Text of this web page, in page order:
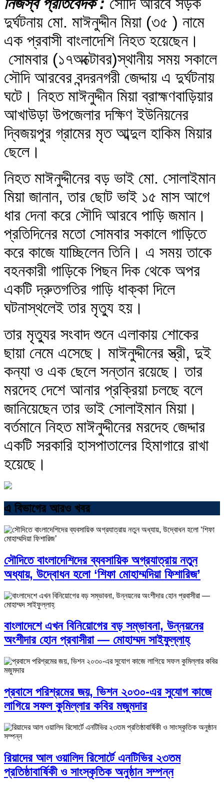
দুর্ঘটনায় মো. মাঈনুদ্দীন মিয়া (৩৫ ) নামে
এক প্রবাসী বাংলাদেশি নিহত হয়েছেন।
সোমবার (১৭অক্টোবর)স্থানীয় সময় সকালে
সৌদি আরবের বন্দরনগরী জেদ্দায় এ দুর্ঘটনায়
ঘটে। নিহত মাঈনুদ্দীন মিয়া ব্রাহ্মণবাড়িয়ার
আখাউড়া উপজেলার দক্ষিণ ইউনিয়নের
দ্বিজয়পুর গ্রামের মৃত আব্দুল হাকিম মিয়ার
ছেলে।
নিহত মাঈনুদ্দীনের বড় ভাই মো. সোলাইমান
মিয়া জানান, তার ছোট ভাই ১৫ মাস আগে
ধার দেনা করে সৌদি আরবে পাড়ি জমান।
প্রতিদিনের মতো সোমবার সকালে গাড়িতে
করে কাজে যাচ্ছিলেন তিনি। এ সময় তাকে
বহনকারী গাড়িকে পিছন দিক থেকে অপর
একটি দ্রুতগতির গাড়ি ধাক্কা দিলে
ঘটনাস্থলেই তার মৃত্যু হয়।
তার মৃত্যুর সংবাদ শুনে এলাকায় শোকের
ছায়া নেমে এসেছে। মাঈনুদ্দীনের স্ত্রী, দুই
কন্যা ও এক ছেলে সন্তান রয়েছে। তার
মরদেহ দেশে আনার প্রক্রিয়া চলছে বলে
জানিয়েছেন তার ভাই সোলাইমান মিয়া।
বর্তমানে নিহত মাঈনুদ্দীনের মরদেহ জেদ্দার
একটি সরকারি হাসপাতালের হিমাগারে রাখা
হয়েছে।
এ বিভাগের আরও খবর
সৌদিতে বাংলাদেশিদের ব্যবসায়িক অগ্রযাত্রায় নতুন
অধ্যায়, উদ্বোধন হলো ‘শিফা মোহাম্মদিয়া ফিশারিজ’
বাংলাদেশে এখন বিনিয়োগের বড় সম্ভাবনা, উন্নয়নের
অংশীদার হোন প্রবাসীরা — মোহাম্মদ সাইফুল্লাহ্
প্রবাসে পরিশ্রমের জয়, ভিশন ২০৩০-এর সুযোগ কাজে
লাগিয়ে সফল কুমিল্লার কবির মজুমদার
রিয়াদের আল ওয়ালিদ রিসোর্টে এনটিভির ২৩তম
প্রতিষ্ঠাবার্ষিকী ও সাংস্কৃতিক অনুষ্ঠান সম্পন্ন